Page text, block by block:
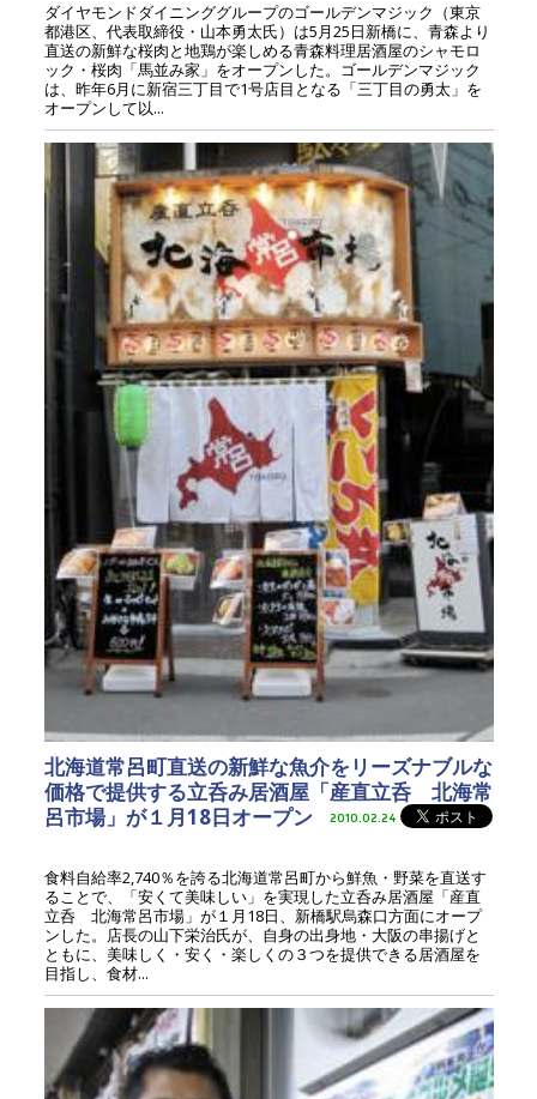
ダイヤモンドダイニンググループのゴールデンマジック（東京
都港区、代表取締役・山本勇太氏）は5月25日新橋に、青森より
直送の新鮮な桜肉と地鶏が楽しめる青森料理居酒屋のシャモロ
ック・桜肉「馬並み家」をオープンした。ゴールデンマジック
は、昨年6月に新宿三丁目で1号店目となる「三丁目の勇太」を
オープンして以...
北海道常呂町直送の新鮮な魚介をリーズナブルな
価格で提供する立呑み居酒屋「産直立呑 北海常
呂市場」が１月18日オープン
2010.02.24
食料自給率2,740％を誇る北海道常呂町から鮮魚・野菜を直送す
ることで、「安くて美味しい」を実現した立呑み居酒屋「産直
立呑 北海常呂市場」が１月18日、新橋駅烏森口方面にオープ
ンした。店長の山下栄治氏が、自身の出身地・大阪の串揚げと
ともに、美味しく・安く・楽しくの３つを提供できる居酒屋を
目指し、食材...